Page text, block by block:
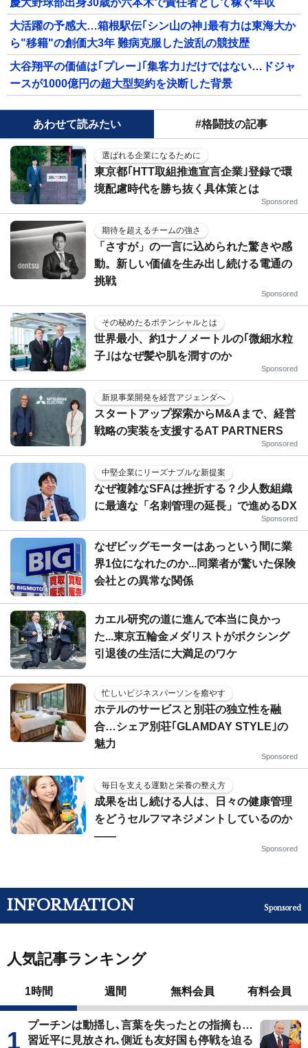
慶大野球部出身30歳が六本木で責任者として稼ぐ年収
大活躍の予感大…箱根駅伝｢シン山の神｣最有力は東海大か
ら"移籍"の創価大3年 難病克服した波乱の競技歴
大谷翔平の価値は｢プレー｣｢集客力｣だけではない…ドジャ
ースが1000億円の超大型契約を決断した背景
あわせて読みたい #格闘技の記事
選ばれる企業になるために
東京都｢HTT取組推進宣言企業｣登録で環
境配慮時代を勝ち抜く具体策とは
Sponsored
期待を超えるチームの強さ
「さすが」の一言に込められた驚きや感
動。新しい価値を生み出し続ける電通の
挑戦
Sponsored
その秘めたるポテンシャルとは
世界最小、約1ナノメートルの｢微細水粒
子｣はなぜ髪や肌を潤すのか
Sponsored
新規事業開発を経営アジェンダへ
スタートアップ探索からM&Aまで、経営
戦略の実装を支援するAT PARTNERS
Sponsored
中堅企業にリーズナブルな新提案
なぜ複雑なSFAは挫折する？少人数組織
に最適な「名刺管理の延長」で進めるDX
Sponsored
なぜビッグモーターはあっという間に業
界1位になれたのか...同業者が驚いた保険
会社との異常な関係
カエル研究の道に進んで本当に良かっ
た...東京五輪金メダリストがボクシング
引退後の生活に大満足のワケ
忙しいビジネスパーソンを癒やす
ホテルのサービスと別荘の独立性を融
合…シェア別荘｢GLAMDAY STYLE｣の
魅力
Sponsored
毎日を支える運動と栄養の整え方
成果を出し続ける人は、日々の健康管理
をどうセルフマネジメントしているのか
——
Sponsored
INFORMATION Sponsored
人気記事ランキング
1時間 週間 無料会員 有料会員
プーチンは動揺し､言葉を失ったとの指摘も…
習近平に見放され､側近も友好国も停戦を迫る